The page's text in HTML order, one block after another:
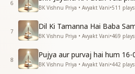
ब्रम्हा बाबा के जैसा बने ये जीवन हमारा
6
BK Vishnu Priya • Avyakt Vani•511 plays
7
BK Vishnu Priya • Avyakt Vani•469 plays
8
Pujya aur purvaj hai hum 16-
BK Vishnu Priya • Avyakt Vani•442 plays